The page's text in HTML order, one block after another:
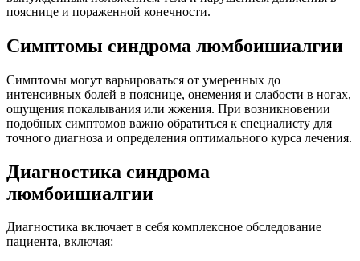
пояснице и пораженной конечности.
Симптомы синдрома люмбоишиалгии
Симптомы могут варьироваться от умеренных до
интенсивных болей в пояснице, онемения и слабости в ногах,
ощущения покалывания или жжения. При возникновении
подобных симптомов важно обратиться к специалисту для
точного диагноза и определения оптимального курса лечения.
Диагностика синдрома
люмбоишиалгии
Диагностика включает в себя комплексное обследование
пациента, включая: